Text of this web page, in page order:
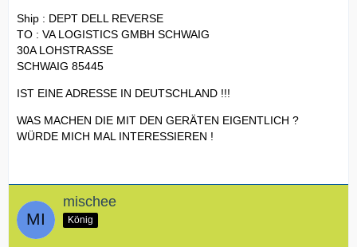
Ship : DEPT DELL REVERSE
TO : VA LOGISTICS GMBH SCHWAIG
30A LOHSTRASSE
SCHWAIG 85445
IST EINE ADRESSE IN DEUTSCHLAND !!!
WAS MACHEN DIE MIT DEN GERÄTEN EIGENTLICH ?
WÜRDE MICH MAL INTERESSIEREN !
mischee
König